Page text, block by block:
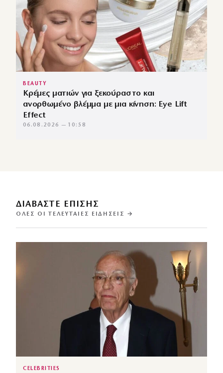
BEAUTY
Κρέμες ματιών για ξεκούραστο και
ανορθωμένο βλέμμα με μια κίνηση: Eye Lift
Effect
06.08.2026 — 10:58
ΔΙΑΒΑΣΤΕ ΕΠΙΣΗΣ
ΌΛΕΣ ΟΙ ΤΕΛΕΥΤΑΊΕΣ ΕΙΔΉΣΕΙΣ →
CELEBRITIES